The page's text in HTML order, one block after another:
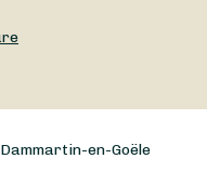
en-Goële